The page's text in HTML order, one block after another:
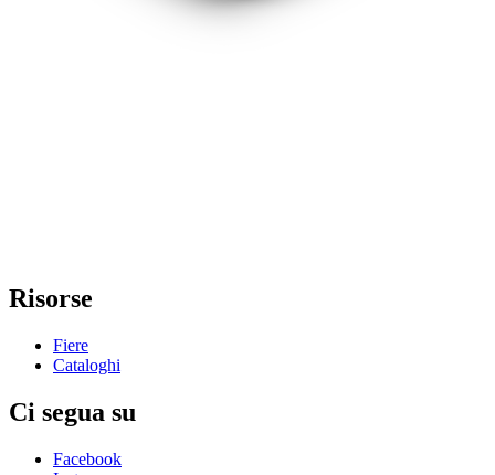
Risorse
Fiere
Cataloghi
Ci segua su
Facebook